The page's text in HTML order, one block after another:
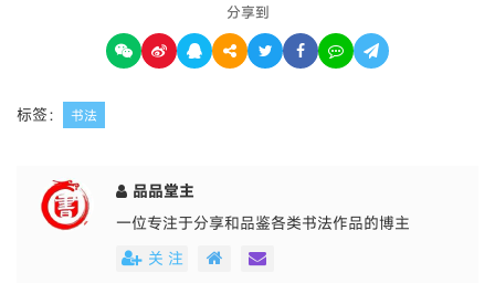
分享到
标签： 书法
品品堂主
一位专注于分享和品鉴各类书法作品的博主
关 注